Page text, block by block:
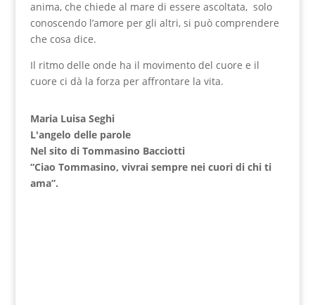
anima, che chiede al mare di essere ascoltata, solo
conoscendo l’amore per gli altri, si può comprendere
che cosa dice.
Il ritmo delle onde ha il movimento del cuore e il
cuore ci dà la forza per affrontare la vita.
Maria Luisa Seghi
L'angelo delle parole
Nel sito di Tommasino Bacciotti
“Ciao Tommasino, vivrai sempre nei cuori di chi ti
ama”.